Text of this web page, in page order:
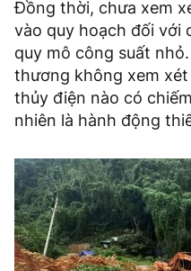
Đồng thời, chưa xem
vào quy hoạch đối với
quy mô công suất
thương không xem
thủy điện nào có
nhiên là hành động